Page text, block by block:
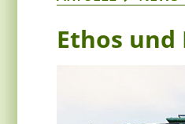
Ethos und